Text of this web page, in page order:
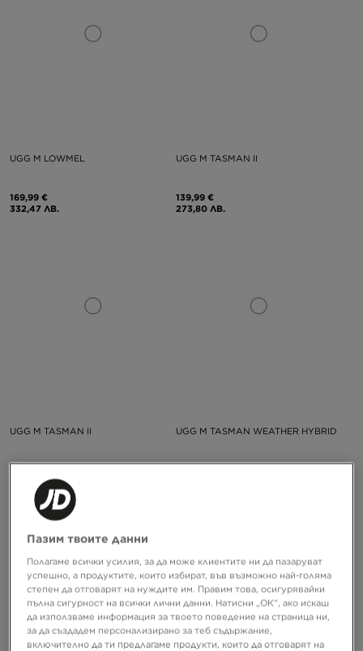
UGG M LOWMEL
169,99 €
332,47 ЛВ.
UGG M TASMAN II
139,99 €
273,80 ЛВ.
UGG M TASMAN II
273,80 ЛВ.
UGG M TASMAN WEATHER HYBRID
Пазим твоите данни
Полагаме всички усилия, за да може клиентите ни да пазаруват
успешно, а продуктите, които избират, във възможно най-голяма
степен да отговарят на нуждите им. Правим това, осигурявайки
пълна сигурност на всички лични данни. Натисни „ОК“, ако искаш
да използваме информация за твоето поведение на страница ни,
за да създадем персонализирано за теб съдържание,
включително да ти предлагаме продукти, които да отговарят на